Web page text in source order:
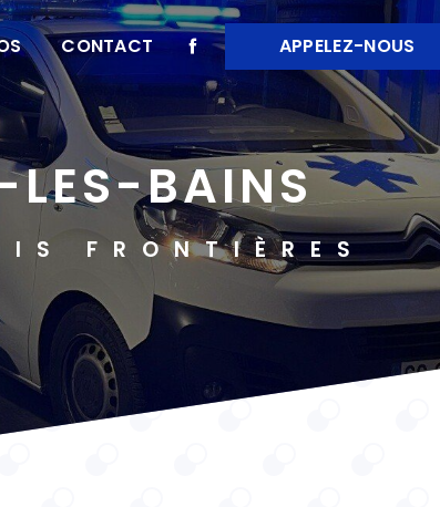
CONTACT APPELEZ-NOUS
LES-BAINS
FRONTIÈRES